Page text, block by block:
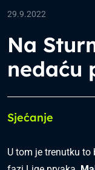
29.9.2022
Na
nedaću
Sjećanje
U tom je trenutku